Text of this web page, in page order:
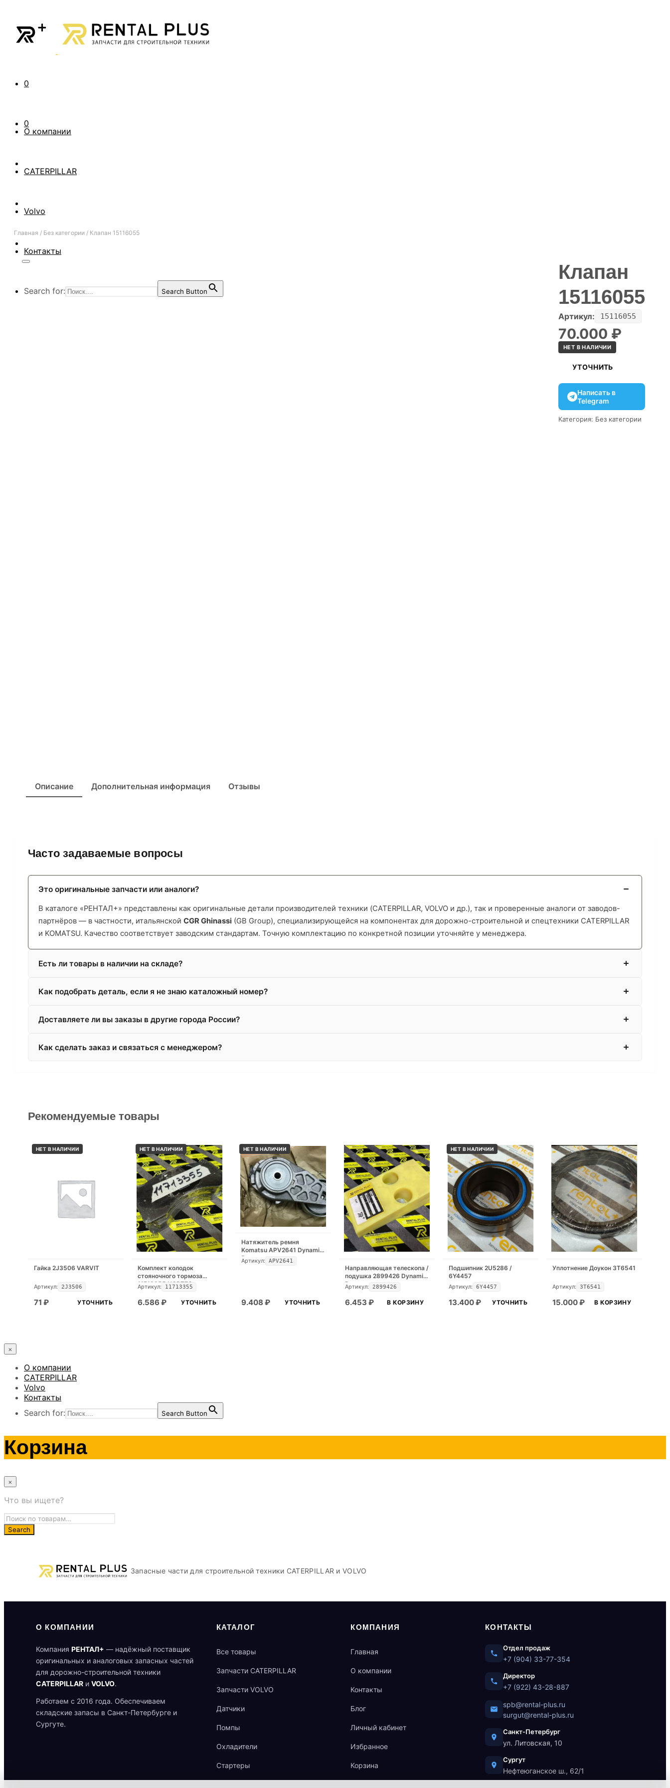
0
0
О компании
CATERPILLAR
Volvo
Контакты
Search for: Search Button
Главная / Без категории / Клапан 15116055
Клапан
15116055
Артикул: 15116055
70.000 ₽
НЕТ В НАЛИЧИИ
УТОЧНИТЬ
Написать в
Telegram
Категория: Без категории
Описание Дополнительная информация Отзывы
Часто задаваемые вопросы
Это оригинальные запчасти или аналоги?
В каталоге «РЕНТАЛ+» представлены как оригинальные детали производителей техники (CATERPILLAR, VOLVO и др.), так и проверенные аналоги от заводов-
партнёров — в частности, итальянской CGR Ghinassi (GB Group), специализирующейся на компонентах для дорожно-строительной и спецтехники CATERPILLAR
и KOMATSU. Качество соответствует заводским стандартам. Точную комплектацию по конкретной позиции уточняйте у менеджера.
Есть ли товары в наличии на складе?
Как подобрать деталь, если я не знаю каталожный номер?
Доставляете ли вы заказы в другие города России?
Как сделать заказ и связаться с менеджером?
Рекомендуемые товары
НЕТ В НАЛИЧИИ
Гайка 2J3506 VARVIT
Артикул: 2J3506
71 ₽ УТОЧНИТЬ
НЕТ В НАЛИЧИИ
Комплект колодок
стояночного тормоза
11713355 NORTEQ
Артикул: 11713355
6.586 ₽ УТОЧНИТЬ
НЕТ В НАЛИЧИИ
Натяжитель ремня
Komatsu APV2641 Dynamic
Part
Артикул: APV2641
9.408 ₽ УТОЧНИТЬ
Направляющая телескопа /
подушка 2899426 Dynamic
Part
Артикул: 2899426
6.453 ₽ В КОРЗИНУ
НЕТ В НАЛИЧИИ
Подшипник 2U5286 /
6Y4457
Артикул: 6Y4457
13.400₽ УТОЧНИТЬ
Уплотнение Доукон 3T6541
Артикул: 3T6541
15.000₽ В КОРЗИНУ
×
О компании
CATERPILLAR
Volvo
Контакты
Search for:
Search Button
Корзина
×
Что вы ищете?
Запасные части для строительной техники CATERPILLAR и VOLVO
О КОМПАНИИ
Компания РЕНТАЛ+ — надёжный поставщик
оригинальных и аналоговых запасных частей
для дорожно-строительной техники
CATERPILLAR и VOLVO.
Работаем с 2016 года. Обеспечиваем
складские запасы в Санкт-Петербурге и
Сургуте.
КАТАЛОГ
Все товары
Запчасти CATERPILLAR
Запчасти VOLVO
Датчики
Помпы
Охладители
Стартеры
КОМПАНИЯ
Главная
О компании
Контакты
Блог
Личный кабинет
Избранное
Корзина
КОНТАКТЫ
Отдел продаж
+7 (904) 33-77-354
Директор
+7 (922) 43-28-887
spb@rental-plus.ru
surgut@rental-plus.ru
Санкт-Петербург
ул. Литовская, 10
Сургут
Нефтеюганское ш., 62/1